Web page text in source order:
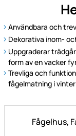
Användbara och
Dekorativa inom-
Uppgraderar
form av en vacker
Trevliga och
fågelmatning i vinter
Fågelhus,